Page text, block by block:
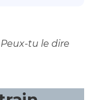
tu le dire